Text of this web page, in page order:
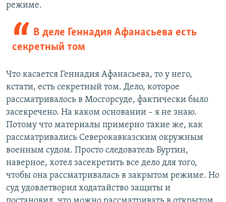
режиме.
В деле Геннадия Афанасьева есть
секретный том
Что касается Геннадия Афанасьева, то у него,
кстати, есть секретный том. Дело, которое
рассматривалось в Мосгорсуде, фактически было
засекречено. На каком основании – я не знаю.
Потому что материалы примерно такие же, как
рассматривались Северокавказским окружным
военным судом. Просто следователь Буртин,
наверное, хотел засекретить все дело для того,
чтобы она рассматривалась в закрытом режиме. Но
суд удовлетворил ходатайство защиты и